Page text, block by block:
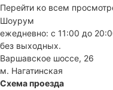
Перейти ко всем
Шоурум
ежедневно: с 11:00 до
без выходных.
Варшавское шоссе, 26
м. Нагатинская
Схема проезда